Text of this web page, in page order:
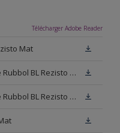
Télécharger Adobe Reader
Mat
Fiche de données de sécurité Rubbol BL Rezisto Mat Base W05
Fiche de données de sécurité Rubbol BL Rezisto Mat Base N00